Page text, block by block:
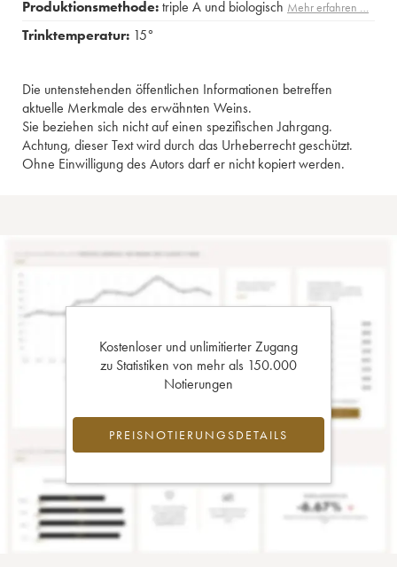
Produktionsmethode:triple A und biologisch Mehr erfahren …
Trinktemperatur: 15°
Die untenstehenden öffentlichen Informationen betreffen
aktuelle Merkmale des erwähnten Weins.
Sie beziehen sich nicht auf einen spezifischen Jahrgang.
Achtung, dieser Text wird durch das Urheberrecht geschützt.
Ohne Einwilligung des Autors darf er nicht kopiert werden.
Kostenloser und unlimitierter Zugang
zu Statistiken von mehr als 150.000
Notierungen
PREISNOTIERUNGSDETAILS